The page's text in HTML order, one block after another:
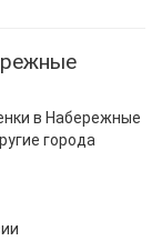
в Набережные
города